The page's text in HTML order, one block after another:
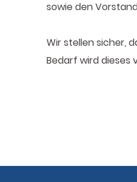
sowie den
Wir stellen sicher,
Bedarf wird dieses